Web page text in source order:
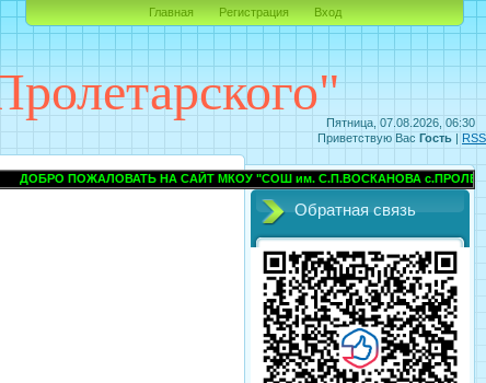
Пятница, 07.08.2026, 06:30
Главная Регистрация Вход
Приветствую Вас Гость | RSS
ПОЖАЛОВАТЬ НА САЙТ МКОУ "СОШ им. С.П.ВОСКАНОВА
Обратная связь